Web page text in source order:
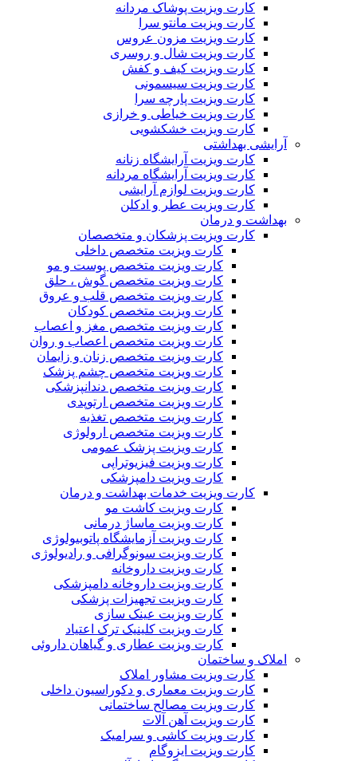
کارت ویزیت پوشاک مردانه
کارت ویزیت مانتو سرا
کارت ویزیت مزون عروس
کارت ویزیت شال و روسری
کارت ویزیت کیف و کفش
کارت ویزیت سیسمونی
کارت ویزیت پارچه سرا
کارت ویزیت خیاطی و خرازی
کارت ویزیت خشکشویی
آرایشی بهداشتی
کارت ویزیت آرایشگاه زنانه
کارت ویزیت آرایشگاه مردانه
کارت ویزیت لوازم آرایشی
کارت ویزیت عطر و ادکلن
بهداشت و درمان
کارت ویزیت پزشکان و متخصصان
کارت ویزیت متخصص داخلی
کارت ویزیت متخصص پوست و مو
کارت ویزیت متخصص گوش ، حلق
کارت ویزیت متخصص قلب و عروق
کارت ویزیت متخصص کودکان
کارت ویزیت متخصص مغز و اعصاب
کارت ویزیت متخصص اعصاب و روان
کارت ویزیت متخصص زنان و زایمان
کارت ویزیت متخصص چشم پزشک
کارت ویزیت متخصص دندانپزشکی
کارت ویزیت متخصص ارتوپدی
کارت ویزیت متخصص تغذیه
کارت ویزیت متخصص ارولوژی
کارت ویزیت پزشک عمومی
کارت ویزیت فیزیوتراپی
کارت ویزیت دامپزشکی
کارت ویزیت خدمات بهداشت و درمان
کارت ویزیت کاشت مو
کارت ویزیت ماساژ درمانی
کارت ویزیت آزمایشگاه پاتوبیولوژی
کارت ویزیت سونوگرافی و رادیولوژی
کارت ویزیت داروخانه
کارت ویزیت داروخانه دامپزشکی
کارت ویزیت تجهیزات پزشکی
کارت ویزیت عینک سازی
کارت ویزیت کلینیک ترک اعتیاد
کارت ویزیت عطاری و گیاهان داروئی
املاک و ساختمان
کارت ویزیت مشاور املاک
کارت ویزیت معماری و دکوراسیون داخلی
کارت ویزیت مصالح ساختمانی
کارت ویزیت آهن آلات
کارت ویزیت کاشی و سرامیک
کارت ویزیت ایزوگام